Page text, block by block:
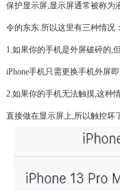
保护显示屏,显示屏通常被称为
令的东东.所以这里有三种情况：
1.如果你的手机是外屏破碎的,
iPhone手机只需更换手机外屏
2.如果你的手机无法触摸,这种
直接做在显示屏上,所以触控坏